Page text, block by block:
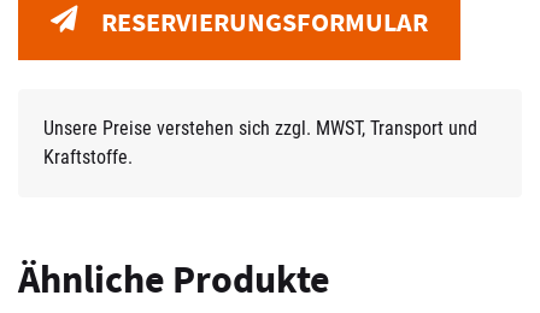
RESERVIERUNGSFORMULAR
Unsere Preise verstehen sich zzgl. MWST, Transport und
Kraftstoffe.
Ähnliche Produkte